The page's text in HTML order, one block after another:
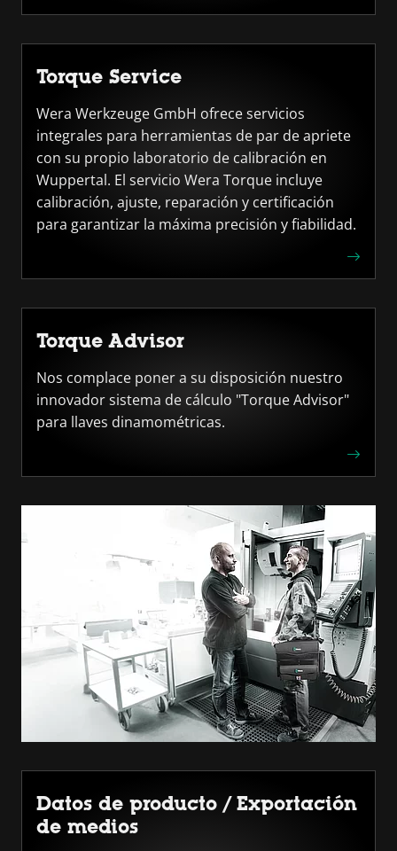
Torque Service
Wera Werkzeuge GmbH ofrece servicios
integrales para herramientas de par de apriete
con su propio laboratorio de calibración en
Wuppertal. El servicio Wera Torque incluye
calibración, ajuste, reparación y certificación
para garantizar la máxima precisión y fiabilidad.
Torque Advisor
Nos complace poner a su disposición nuestro
innovador sistema de cálculo "Torque Advisor"
para llaves dinamométricas.
Datos de producto / Exportación
de medios